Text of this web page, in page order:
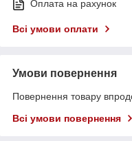
Оплата на рахунок
Всі умови оплати
Умови повернення
Повернення товару
Всі умови повернення